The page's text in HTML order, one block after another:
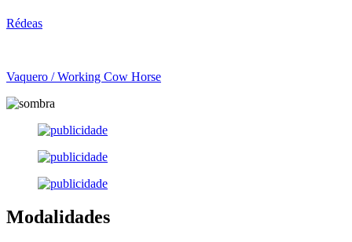
Rédeas
Vaquero / Working Cow Horse
Modalidades